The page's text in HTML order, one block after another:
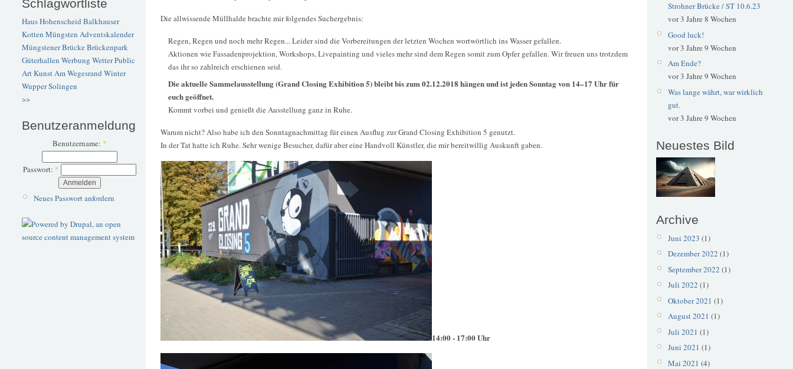
Schlagwortliste
Haus Hohenscheid Balkhauser
Kotten Müngsten Adventskalender
Müngstener BrückeBrückenpark
Güterhallen Werbung WetterPublic
ArtKunstAm Wegesrand Winter
WupperSolingen
>>
Benutzeranmeldung
Benutzername: *
Passwort: *
Neues Passwort anfordern
Die allwissende Müllhalde brachte mir folgendes Suchergebnis:
Regen, Regen und noch mehr Regen... Leider sind die Vorbereitungen der letzten Wochen wortwörtlich ins Wasser gefallen.
Aktionen wie Fassadenprojektion, Workshops, Livepainting und vieles mehr sind dem Regen somit zum Opfer gefallen. Wir freuen uns trotzdem
das ihr so zahlreich erschienen seid.
Die aktuelle Sammelausstellung (Grand Closing Exhibition 5) bleibt bis zum 02.12.2018 hängen und ist jeden Sonntag von 14–17 Uhr für
euch geöffnet.
Kommt vorbei und genießt die Ausstellung ganz in Ruhe.
Warum nicht? Also habe ich den Sonntagnachmittag für einen Ausflug zur Grand Closing Exhibition 5 genutzt.
In der Tat hatte ich Ruhe. Sehr wenige Besucher, dafür aber eine Handvoll Künstler, die mir bereitwillig Auskunft gaben.
14:00 - 17:00 Uhr
Strohner Brücke / ST 10.6.23
vor 3 Jahre 8 Wochen
Good luck!
vor 3 Jahre 9 Wochen
Am Ende?
vor 3 Jahre 9 Wochen
Was lange währt, war wirklich
gut.
vor 3 Jahre 9 Wochen
Neuestes Bild
Archive
Juni 2023 (1)
Dezember 2022 (1)
September 2022 (1)
Juli 2022 (1)
Oktober 2021 (1)
August 2021 (1)
Juli 2021 (1)
Juni 2021 (1)
Mai 2021 (4)